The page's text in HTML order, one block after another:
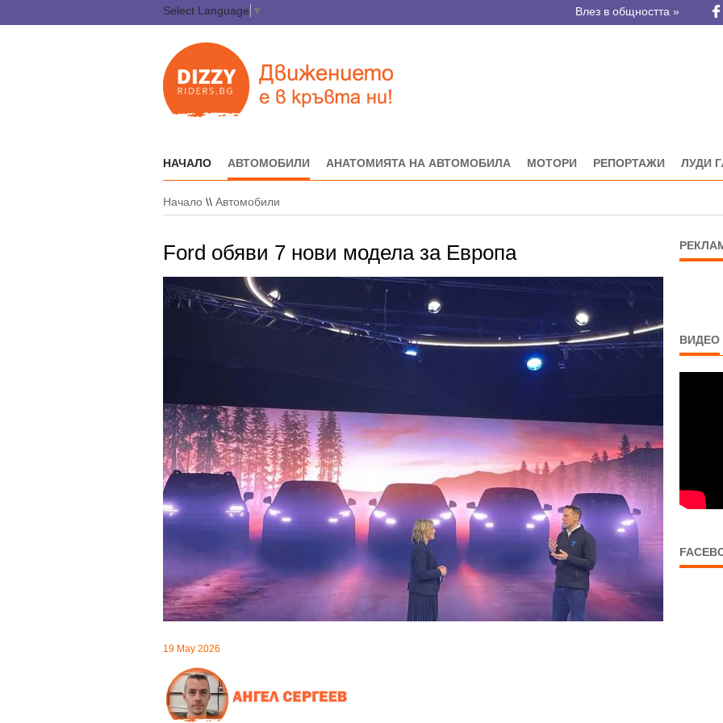
Select Language ▼ Влез в общността »
НАЧАЛО АВТОМОБИЛИ АНАТОМИЯТА НА АВТОМОБИЛА МОТОРИ РЕПОРТАЖИ ЛУДИ
Начало \\ Автомобили
Ford обяви 7 нови модела за Европа
19 May 2026
ВИДЕО